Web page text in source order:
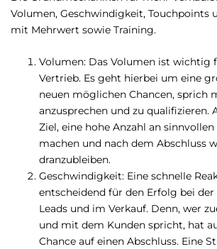
Volumen, Geschwindigkeit, Touchpoints
mit Mehrwert sowie Training.
Volumen: Das Volumen ist wichtig
Vertrieb. Es geht hierbei um eine
neuen möglichen Chancen, sprich
anzusprechen und zu qualifizieren.
Ziel, eine hohe Anzahl an
machen und nach dem Abschluss
dranzubleiben.
Geschwindigkeit: Eine schnelle
entscheidend für den Erfolg bei
Leads und im Verkauf. Denn, wer
und mit dem Kunden spricht, hat
Chance auf einen Abschluss. Eine